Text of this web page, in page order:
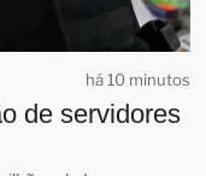
há 10 minutos
de servidores